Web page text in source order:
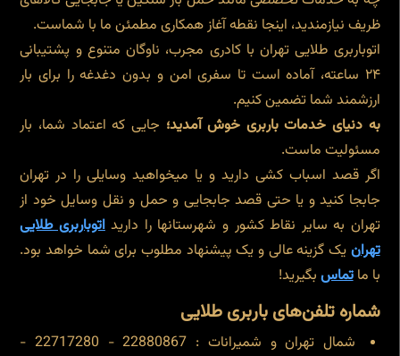
ظریف نیازمندید، اینجا نقطه آغاز همکاری مطمئن ما با شماست.
اتوباربری طلایی تهران با کادری مجرب، ناوگان متنوع و پشتیبانی
۲۴ ساعته، آماده است تا سفری امن و بدون دغدغه را برای بار
ارزشمند شما تضمین کنیم.
به دنیای خدمات باربری خوش آمدید؛ جایی که اعتماد شما، بار
مسئولیت ماست.
اگر قصد اسباب کشی دارید و یا میخواهید وسایلی را در تهران
جابجا کنید و یا حتی قصد جابجایی و حمل و نقل وسایل خود از
تهران به سایر نقاط کشور و شهرستانها را داریداتوباربری طلایی
تهران یک گزینه عالی و یک پیشنهاد مطلوب برای شما خواهد بود.
با ماتماس بگیرید!
شماره تلفن‌های باربری طلایی
شمال تهران و شمیرانات : 22880867 - 22717280 -